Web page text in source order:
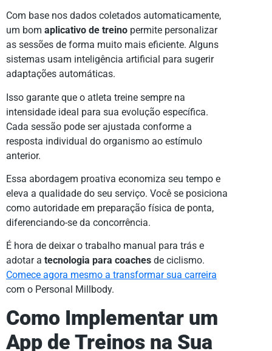
Com base nos dados coletados automaticamente,
um bom aplicativo de treino permite personalizar
as sessões de forma muito mais eficiente. Alguns
sistemas usam inteligência artificial para sugerir
adaptações automáticas.
Isso garante que o atleta treine sempre na
intensidade ideal para sua evolução específica.
Cada sessão pode ser ajustada conforme a
resposta individual do organismo ao estímulo
anterior.
Essa abordagem proativa economiza seu tempo e
eleva a qualidade do seu serviço. Você se posiciona
como autoridade em preparação física de ponta,
diferenciando-se da concorrência.
É hora de deixar o trabalho manual para trás e
adotar a tecnologia para coaches de ciclismo.
Comece agora mesmo a transformar sua carreira
com o Personal Millbody.
Como Implementar um
App de Treinos na Sua